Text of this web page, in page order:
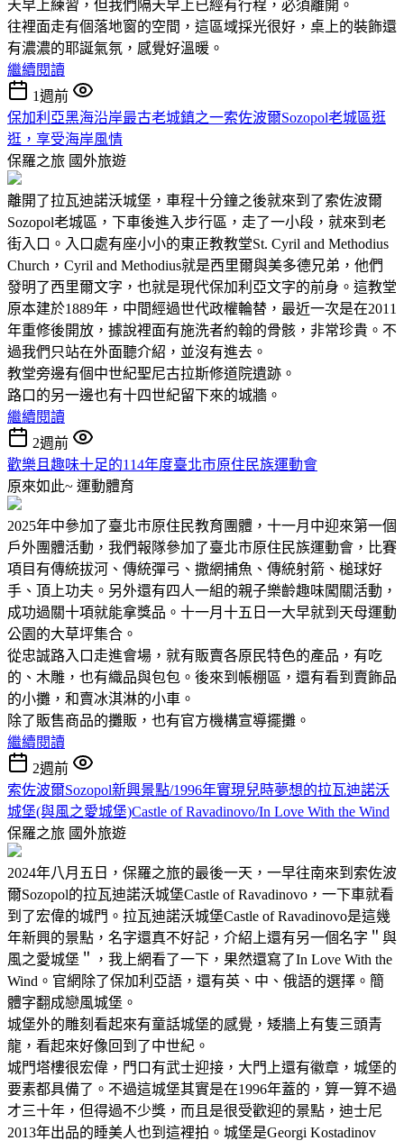
天早上練習，但我們隔天早上已經有行程，必須離開。
往裡面走有個落地窗的空間，這區域採光很好，桌上的裝飾還
有濃濃的耶誕氣氛，感覺好溫暖。
繼續閱讀
1週前
保加利亞黑海沿岸最古老城鎮之一索佐波爾Sozopol老城區逛
逛，享受海岸風情
保羅之旅 國外旅遊
離開了拉瓦迪諾沃城堡，車程十分鐘之後就來到了索佐波爾
Sozopol老城區，下車後進入步行區，走了一小段，就來到老
街入口。入口處有座小小的東正教教堂St. Cyril and Methodius
Church，Cyril and Methodius就是西里爾與美多德兄弟，他們
發明了西里爾文字，也就是現代保加利亞文字的前身。這教堂
原本建於1889年，中間經過世代政權輪替，最近一次是在2011
年重修後開放，據說裡面有施洗者約翰的骨骸，非常珍貴。不
過我們只站在外面聽介紹，並沒有進去。
教堂旁邊有個中世紀聖尼古拉斯修道院遺跡。
路口的另一邊也有十四世紀留下來的城牆。
繼續閱讀
2週前
歡樂且趣味十足的114年度臺北市原住民族運動會
原來如此~ 運動體育
2025年中參加了臺北市原住民教育團體，十一月中迎來第一個
戶外團體活動，我們報隊參加了臺北市原住民族運動會，比賽
項目有傳統拔河、傳統彈弓、撒網捕魚、傳統射箭、槌球好
手、頂上功夫。另外還有四人一組的親子樂齡趣味闖關活動，
成功過關十項就能拿獎品。十一月十五日一大早就到天母運動
公園的大草坪集合。
從忠誠路入口走進會場，就有販賣各原民特色的產品，有吃
的、木雕，也有織品與包包。後來到帳棚區，還有看到賣飾品
的小攤，和賣冰淇淋的小車。
除了販售商品的攤販，也有官方機構宣導擺攤。
繼續閱讀
2週前
索佐波爾Sozopol新興景點/1996年實現兒時夢想的拉瓦迪諾沃
城堡(與風之愛城堡)Castle of Ravadinovo/In Love With the Wind
保羅之旅 國外旅遊
2024年八月五日，保羅之旅的最後一天，一早往南來到索佐波
爾Sozopol的拉瓦迪諾沃城堡Castle of Ravadinovo，一下車就看
到了宏偉的城門。拉瓦迪諾沃城堡Castle of Ravadinovo是這幾
年新興的景點，名字還真不好記，介紹上還有另一個名字＂與
風之愛城堡＂，我上網看了一下，果然還寫了In Love With the
Wind。官網除了保加利亞語，還有英、中、俄語的選擇。簡
體字翻成戀風城堡。
城堡外的雕刻看起來有童話城堡的感覺，矮牆上有隻三頭青
龍，看起來好像回到了中世紀。
城門塔樓很宏偉，門口有武士迎接，大門上還有徽章，城堡的
要素都具備了。不過這城堡其實是在1996年蓋的，算一算不過
才三十年，但得過不少獎，而且是很受歡迎的景點，迪士尼
2013年出品的睡美人也到這裡拍。城堡是Georgi Kostadinov